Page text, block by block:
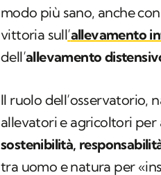
modo più sano, anche
vittoria sull’allevamento
dell’allevamento
Il ruolo dell’osservatorio,
allevatori e agricoltori
sostenibilità,
tra uomo e natura per